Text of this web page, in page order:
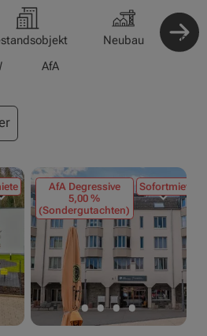
Neubau
AfA
AfA Degressive
5,00 %
(Sondergutachten)
Sofortmiete